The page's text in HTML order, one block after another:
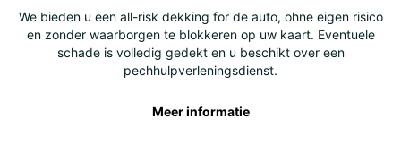
We bieden u een all-risk dekking for de auto, ohne eigen risico
en zonder waarborgen te blokkeren op uw kaart. Eventuele
schade is volledig gedekt en u beschikt over een
pechhulpverleningsdienst.
Meer informatie